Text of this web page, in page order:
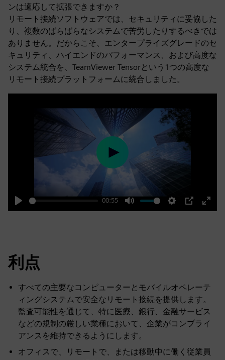
ンは適応して拡張できますか？
リモート接続ソフトウェアでは、セキュリティに妥協した
り、複数のばらばらなシステムで苦労したりするべきでは
ありません。だからこそ、エンタープライズグレードのセ
キュリティ、ハイエンドのパフォーマンス、および高度な
システム統合を、TeamViewer Tensorという1つの高度な
リモート接続プラットフォームに統合しました。
Play
00:55
Mute Settings
PIP
Enter
Play
利点
すべての主要なコンピューターとモバイルオペレーテ
ィングシステムで安全なリモート接続を提供します。
監査可能性を通じて、特に医療、銀行、金融サービス
などの規制の厳しい業種において、企業がコンプライ
アンスを維持できるようにします。
オフィスで、リモートで、または移動中に働く従業員